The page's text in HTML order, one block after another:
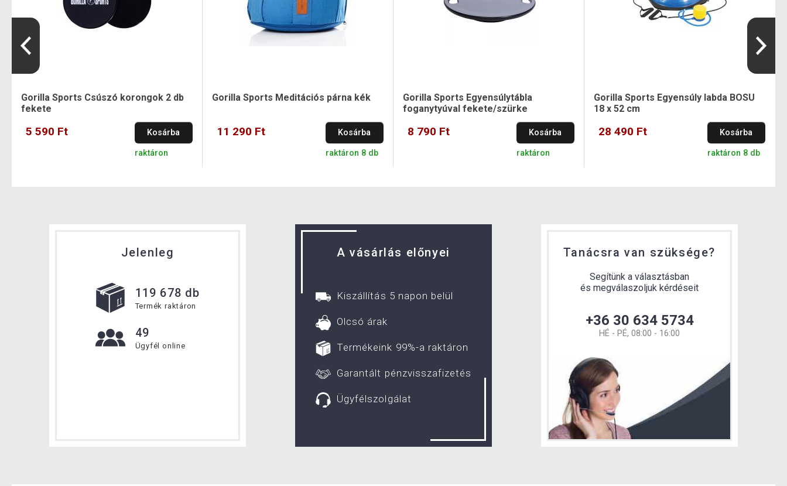
Gorilla Sports Csúszó korongok 2 db
fekete
5 590 Ft Kosárba
raktáron
Gorilla Sports Meditációs párna kék
11 290 Ft Kosárba
raktáron 8 db
Gorilla Sports Egyensúlytábla
foganytyúval fekete/szürke
8 790 Ft Kosárba
raktáron
Gorilla Sports Egyensúly labda BOSU
18 x 52 cm
28 490 Ft Kosárba
raktáron 8 db
Jelenleg
119 678 db
Termék raktáron
49
Ügyfél online
A vásárlás előnyei
Kiszállítás 5 napon belül
Olcsó árak
Termékeink 99%-a raktáron
Garantált pénzvisszafizetés
Ügyfélszolgálat
Tanácsra van szüksége?
Segítünk a választásban
és megválaszoljuk kérdéseit
+36 30 634 5734
HÉ - PÉ, 08:00 - 16:00